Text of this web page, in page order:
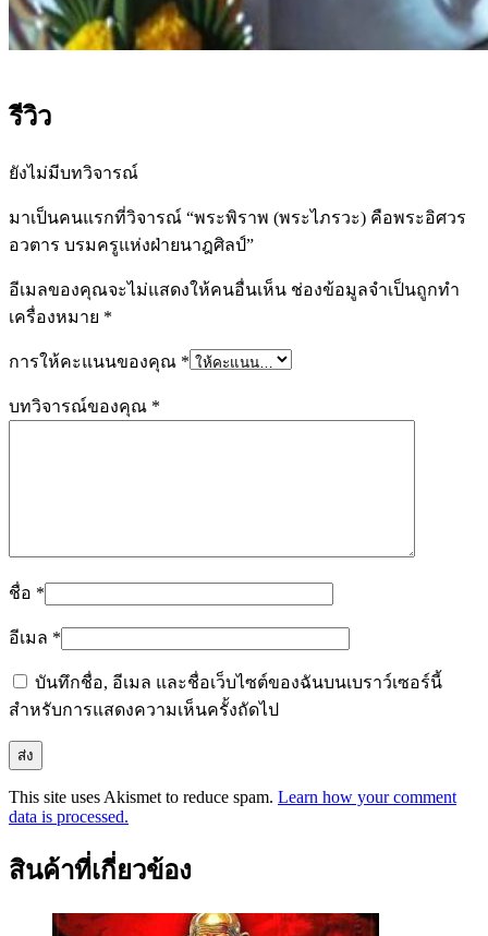
รีวิว
ยังไม่มีบทวิจารณ์
มาเป็นคนแรกที่วิจารณ์ “พระพิราพ (พระไภรวะ) คือพระอิศวร
อวตาร บรมครูแห่งฝ่ายนาฎศิลป์”
อีเมลของคุณจะไม่แสดงให้คนอื่นเห็น ช่องข้อมูลจำเป็นถูกทำ
เครื่องหมาย *
การให้คะแนนของคุณ *
บทวิจารณ์ของคุณ *
ชื่อ *
อีเมล *
บันทึกชื่อ, อีเมล และชื่อเว็บไซต์ของฉันบนเบราว์เซอร์นี้
สำหรับการแสดงความเห็นครั้งถัดไป
This site uses Akismet to reduce spam. Learn how your comment
data is processed.
สินค้าที่เกี่ยวข้อง